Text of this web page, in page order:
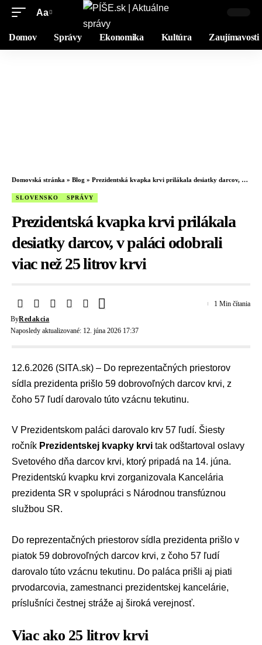
Aa
Domov Správy Ekonomika Kultúra Zaujímavosti
Domovská stránka » Blog » Prezidentská kvapka krvi prilákala desiatky darcov, v paláci odobrali viac než 25 litrov krvi
SLOVENSKO SPRÁVY
Prezidentská kvapka krvi prilákala
desiatky darcov, v paláci odobrali
viac než 25 litrov krvi
Naposledy aktualizované: 12. júna 2026 17:37
ByRedakcia
1 Min čítania
12.6.2026 (SITA.sk) – Do reprezentačných priestorov
sídla prezidenta prišlo 59 dobrovoľných darcov krvi, z
čoho 57 ľudí darovalo túto vzácnu tekutinu.
V Prezidentskom paláci darovalo krv 57 ľudí. Šiesty
ročník Prezidentskej kvapky krvi tak odštartoval oslavy
Svetového dňa darcov krvi, ktorý pripadá na 14. júna.
Prezidentskú kvapku krvi zorganizovala Kancelária
prezidenta SR v spolupráci s Národnou transfúznou
službou SR.
Do reprezentačných priestorov sídla prezidenta prišlo v
piatok 59 dobrovoľných darcov krvi, z čoho 57 ľudí
darovalo túto vzácnu tekutinu. Do paláca prišli aj piati
prvodarcovia, zamestnanci prezidentskej kancelárie,
príslušníci čestnej stráže aj široká verejnosť.
Viac ako 25 litrov krvi